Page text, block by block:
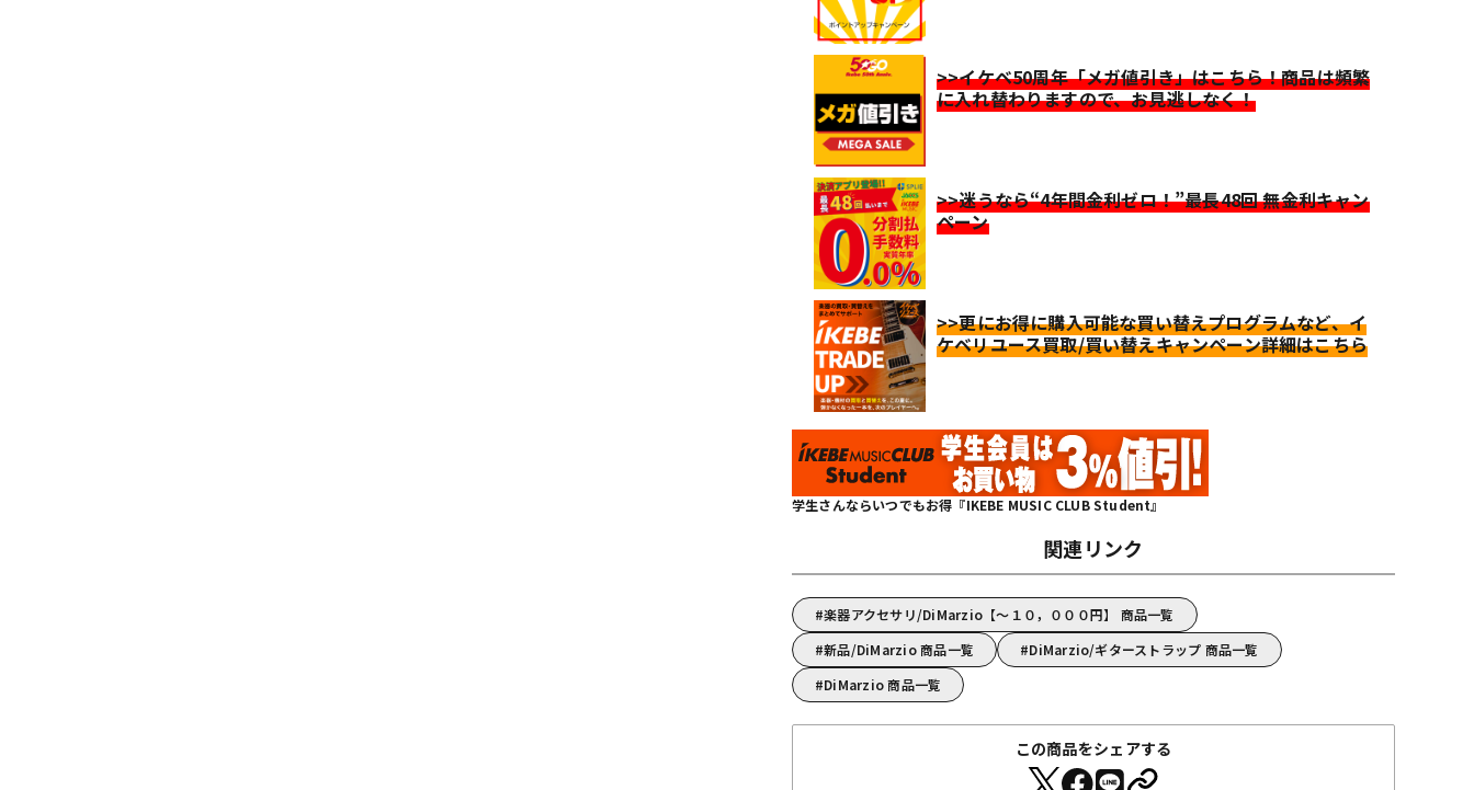
>>イケベ50周年「メガ値引き」はこちら！商品は頻繁
に入れ替わりますので、お見逃しなく！
>>迷うなら“4年間金利ゼロ！”最長48回 無金利キャン
ペーン
>>更にお得に購入可能な買い替えプログラムなど、イ
ケベリユース買取/買い替えキャンペーン詳細はこちら
学生さんならいつでもお得『IKEBE MUSIC CLUB Student』
関連リンク
楽器アクセサリ/DiMarzio【～１０，０００円】 商品一覧
新品/DiMarzio 商品一覧
DiMarzio/ギターストラップ 商品一覧
DiMarzio 商品一覧
この商品をシェアする